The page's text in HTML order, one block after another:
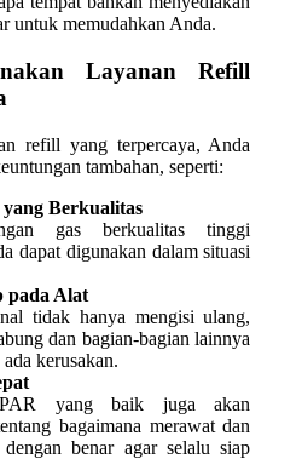
untuk memudahkan Anda.
Layanan Refill
refill yang terpercaya, Anda
tambahan, seperti:
yang Berkualitas
gas berkualitas tinggi
dapat digunakan dalam situasi
pada Alat
tidak hanya mengisi ulang,
dan bagian-bagian lainnya
kerusakan.
yang baik juga akan
bagaimana merawat dan
benar agar selalu siap